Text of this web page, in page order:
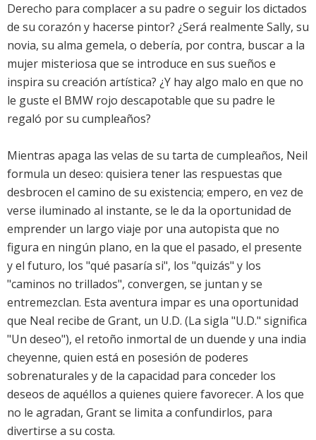
Derecho para complacer a su padre o seguir los dictados
de su corazón y hacerse pintor? ¿Será realmente Sally, su
novia, su alma gemela, o debería, por contra, buscar a la
mujer misteriosa que se introduce en sus sueños e
inspira su creación artística? ¿Y hay algo malo en que no
le guste el BMW rojo descapotable que su padre le
regaló por su cumpleaños?
Mientras apaga las velas de su tarta de cumpleaños, Neil
formula un deseo: quisiera tener las respuestas que
desbrocen el camino de su existencia; empero, en vez de
verse iluminado al instante, se le da la oportunidad de
emprender un largo viaje por una autopista que no
figura en ningún plano, en la que el pasado, el presente
y el futuro, los "qué pasaría si", los "quizás" y los
"caminos no trillados", convergen, se juntan y se
entremezclan. Esta aventura impar es una oportunidad
que Neal recibe de Grant, un U.D. (La sigla "U.D." significa
"Un deseo"), el retoño inmortal de un duende y una india
cheyenne, quien está en posesión de poderes
sobrenaturales y de la capacidad para conceder los
deseos de aquéllos a quienes quiere favorecer. A los que
no le agradan, Grant se limita a confundirlos, para
divertirse a su costa.